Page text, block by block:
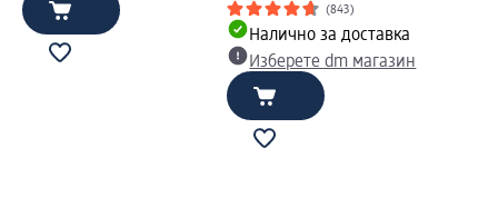
(843)
Налично за доставка
Изберете dm магазин